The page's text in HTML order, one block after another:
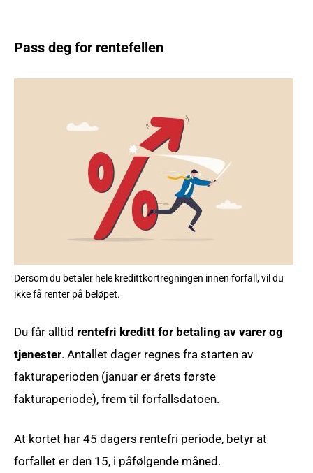
Pass deg for rentefellen
Dersom du betaler hele kredittkortregningen innen forfall, vil du
ikke få renter på beløpet.
Du får alltid rentefri kreditt for betaling av varer og
tjenester. Antallet dager regnes fra starten av
fakturaperioden (januar er årets første
fakturaperiode), frem til forfallsdatoen.
At kortet har 45 dagers rentefri periode, betyr at
forfallet er den 15, i påfølgende måned.